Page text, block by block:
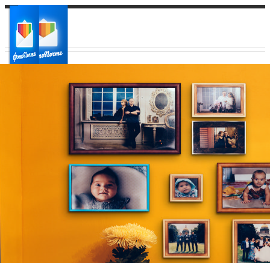
Ваш регион доставки
Выберите из списка: